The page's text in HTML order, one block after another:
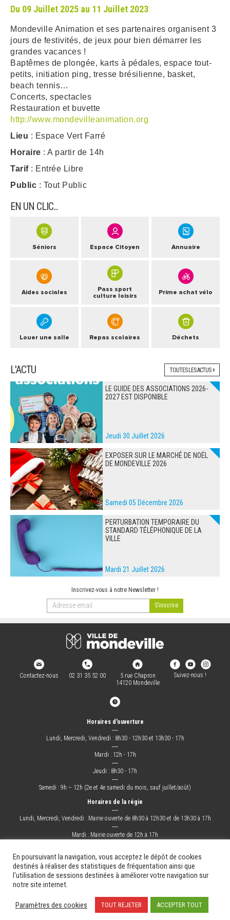
Du 09 Juillet 2025 au 11 Juillet 2023
Mondeville Animation et ses partenaires organisent 3
jours de festivités, de jeux pour bien démarrer les
grandes vacances !
Baptêmes de plongée, karts à pédales, espace tout-
petits, initiation ping, tresse brésilienne, basket,
beach tennis…
Concerts, spectacles
Restauration et buvette
http://www.mondevilleanimation.org
Lieu : Espace Vert Farré
Horaire : A partir de 14h
Tarif: Entrée Libre
Public : Tout Public
EN UN CLIC...
Séniors Espace Citoyen Annuaire
Aides sociales
Pass sport
culture loisirs
Prime achat vélo
Louer une salle Repas scolaires Déchets
L'ACTU TOUTES LES ACTUS +
LE GUIDE DES ASSOCIATIONS 2026-
2027 EST DISPONIBLE
Jeudi 30 Juillet 2026
EXPOSER SUR LE MARCHÉ DE NOËL
DE MONDEVILLE 2026
Samedi 05 Décembre 2026
PERTURBATION TEMPORAIRE DU
STANDARD TÉLÉPHONIQUE DE LA
VILLE
Mardi 21 Juillet 2026
Inscrivez-vous à notre Newsletter !
Contactez-nous 02 31 35 52 00
5 rue Chapron
14120 Mondeville
Suivez-nous !
Horaires d'ouverture
―
Lundi, Mercredi, Vendredi : 8h30 - 12h30 et 13h30 - 17h
―
Mardi : 12h - 17h
―
Jeudi : 8h30 - 17h
―
Samedi : 9h – 12h (2e et 4e samedi du mois, sauf juillet/août)
Horaires de la régie
―
Lundi, Mercredi, Vendredi : Mairie ouverte de 8h30 à 12h30 et de 13h30 à 17h
―
Mardi : Mairie ouverte de 12h à 17h
La Ville Mes démarches Grandir ! Sortir ! Changer !
Les docs.
Mentions légales
Création & Hébergement : Net-Conception.com
En poursuivant la navigation, vous acceptez le dépôt de cookies
destinés à réaliser des statistiques de fréquentation ainsi que
l'utilisation de sessions destinées à améliorer votre navigation sur
notre site internet.
Paramètres des cookies TOUT REJETER ACCEPTER TOUT
DÉLIBÉRATIONS